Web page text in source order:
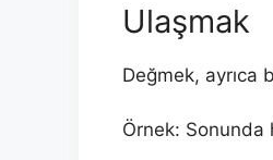
Ulaşmak
Değmek, ayrıca
Örnek: Sonunda